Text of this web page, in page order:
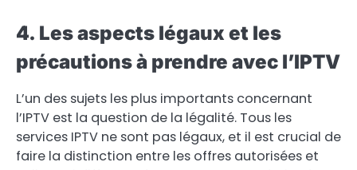
4. Les aspects légaux et les
précautions à prendre avec l’IPTV
L’un des sujets les plus importants concernant
l’IPTV est la question de la légalité. Tous les
services IPTV ne sont pas légaux, et il est crucial de
faire la distinction entre les offres autorisées et